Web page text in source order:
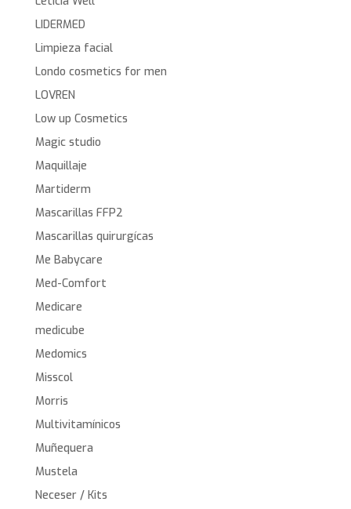
LIDERMED
Limpieza facial
Londo cosmetics for men
LOVREN
Low up Cosmetics
Magic studio
Maquillaje
Martiderm
Mascarillas FFP2
Mascarillas quirurgícas
Me Babycare
Med-Comfort
Medicare
medicube
Medomics
Misscol
Morris
Multivitamínicos
Muñequera
Mustela
Neceser / Kits